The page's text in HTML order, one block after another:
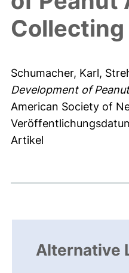
Schumacher, Karl,
Development of
American Society of
Artikel
Alternative